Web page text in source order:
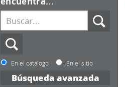
En el catálogo En el sitio
Búsqueda avanzada